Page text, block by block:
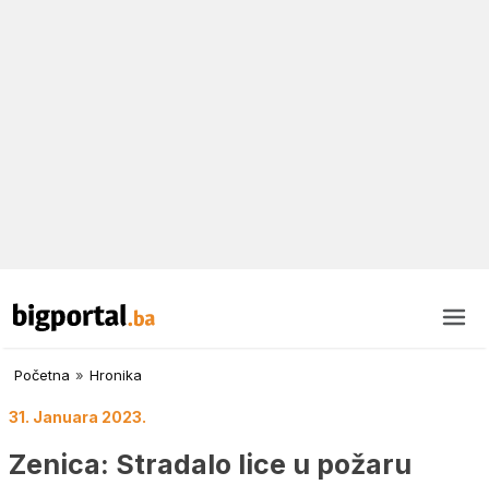
Početna » Hronika
31. Januara 2023.
Zenica: Stradalo lice u požaru